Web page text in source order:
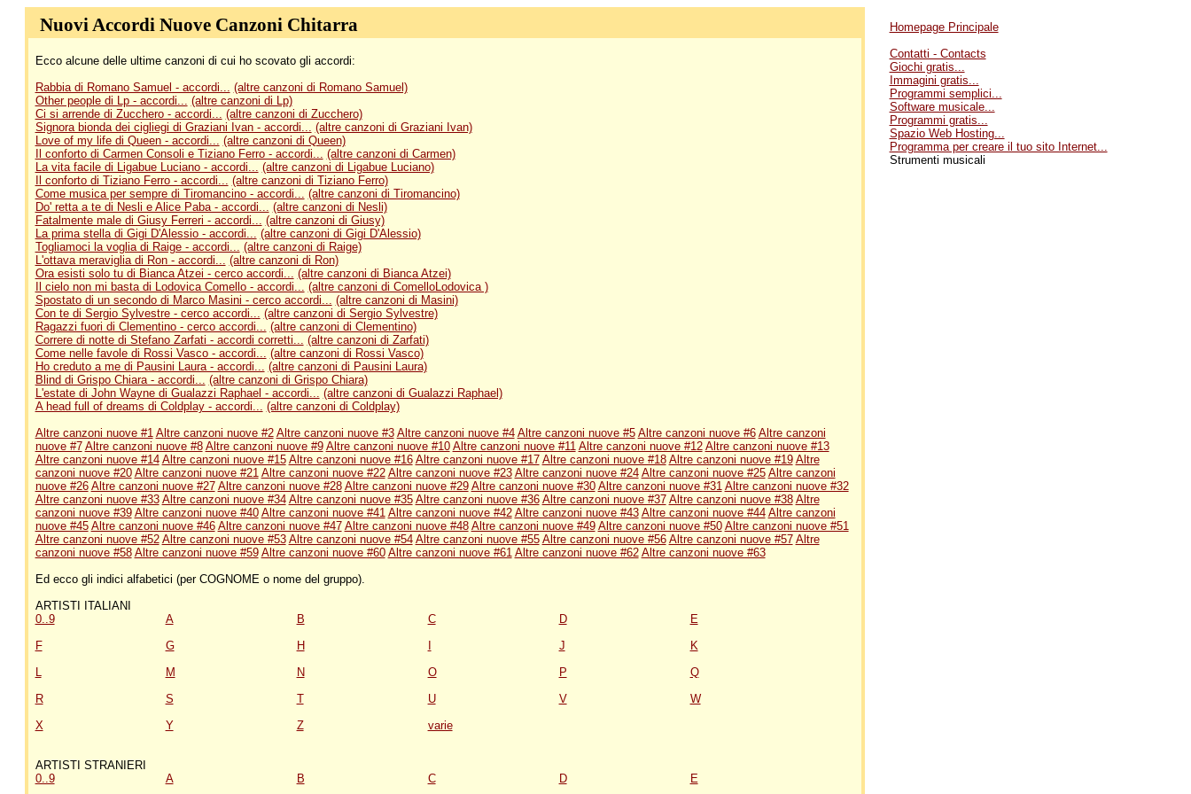
Nuovi Accordi Nuove Canzoni Chitarra
Ecco alcune delle ultime canzoni di cui ho scovato gli accordi:
Rabbia di Romano Samuel - accordi... (altre canzoni di Romano Samuel)
Other people di Lp - accordi... (altre canzoni di Lp)
Ci si arrende di Zucchero - accordi... (altre canzoni di Zucchero)
Signora bionda dei cigliegi di Graziani Ivan - accordi... (altre canzoni di Graziani Ivan)
Love of my life di Queen - accordi... (altre canzoni di Queen)
Il conforto di Carmen Consoli e Tiziano Ferro - accordi... (altre canzoni di Carmen)
La vita facile di Ligabue Luciano - accordi... (altre canzoni di Ligabue Luciano)
Il conforto di Tiziano Ferro - accordi... (altre canzoni di Tiziano Ferro)
Come musica per sempre di Tiromancino - accordi... (altre canzoni di Tiromancino)
Do' retta a te di Nesli e Alice Paba - accordi... (altre canzoni di Nesli)
Fatalmente male di Giusy Ferreri - accordi... (altre canzoni di Giusy)
La prima stella di Gigi D'Alessio - accordi... (altre canzoni di Gigi D'Alessio)
Togliamoci la voglia di Raige - accordi... (altre canzoni di Raige)
L'ottava meraviglia di Ron - accordi... (altre canzoni di Ron)
Ora esisti solo tu di Bianca Atzei - cerco accordi... (altre canzoni di Bianca Atzei)
Il cielo non mi basta di Lodovica Comello - accordi... (altre canzoni di ComelloLodovica )
Spostato di un secondo di Marco Masini - cerco accordi... (altre canzoni di Masini)
Con te di Sergio Sylvestre - cerco accordi... (altre canzoni di Sergio Sylvestre)
Ragazzi fuori di Clementino - cerco accordi... (altre canzoni di Clementino)
Correre di notte di Stefano Zarfati - accordi corretti... (altre canzoni di Zarfati)
Come nelle favole di Rossi Vasco - accordi... (altre canzoni di Rossi Vasco)
Ho creduto a me di Pausini Laura - accordi... (altre canzoni di Pausini Laura)
Blind di Grispo Chiara - accordi... (altre canzoni di Grispo Chiara)
L'estate di John Wayne di Gualazzi Raphael - accordi... (altre canzoni di Gualazzi Raphael)
A head full of dreams di Coldplay - accordi... (altre canzoni di Coldplay)
Altre canzoni nuove #1 Altre canzoni nuove #2 Altre canzoni nuove #3 Altre canzoni nuove #4 Altre canzoni nuove #5 Altre canzoni nuove #6 Altre canzoni
nuove #7 Altre canzoni nuove #8 Altre canzoni nuove #9 Altre canzoni nuove #10 Altre canzoni nuove #11 Altre canzoni nuove #12 Altre canzoni nuove #13
Altre canzoni nuove #14 Altre canzoni nuove #15 Altre canzoni nuove #16 Altre canzoni nuove #17 Altre canzoni nuove #18 Altre canzoni nuove #19 Altre
canzoni nuove #20 Altre canzoni nuove #21 Altre canzoni nuove #22 Altre canzoni nuove #23 Altre canzoni nuove #24 Altre canzoni nuove #25 Altre canzoni
nuove #26 Altre canzoni nuove #27 Altre canzoni nuove #28 Altre canzoni nuove #29 Altre canzoni nuove #30 Altre canzoni nuove #31 Altre canzoni nuove #32
Altre canzoni nuove #33 Altre canzoni nuove #34 Altre canzoni nuove #35 Altre canzoni nuove #36 Altre canzoni nuove #37 Altre canzoni nuove #38 Altre
canzoni nuove #39 Altre canzoni nuove #40 Altre canzoni nuove #41 Altre canzoni nuove #42 Altre canzoni nuove #43 Altre canzoni nuove #44 Altre canzoni
nuove #45 Altre canzoni nuove #46 Altre canzoni nuove #47 Altre canzoni nuove #48 Altre canzoni nuove #49 Altre canzoni nuove #50 Altre canzoni nuove #51
Altre canzoni nuove #52 Altre canzoni nuove #53 Altre canzoni nuove #54 Altre canzoni nuove #55 Altre canzoni nuove #56 Altre canzoni nuove #57 Altre
canzoni nuove #58 Altre canzoni nuove #59 Altre canzoni nuove #60 Altre canzoni nuove #61 Altre canzoni nuove #62 Altre canzoni nuove #63
Ed ecco gli indici alfabetici (per COGNOME o nome del gruppo).
ARTISTI ITALIANI
0..9
A B C D
E
F
G H J
K
L
M N O P
Q
R
S T U V
W
X
Y Z varie
ARTISTI STRANIERI
0..9
A B C D
E
Homepage Principale
Contatti - Contacts
Giochi gratis...
Immagini gratis...
Programmi semplici...
Software musicale...
Programmi gratis...
Spazio Web Hosting...
Programma per creare il tuo sito Internet...
Strumenti musicali